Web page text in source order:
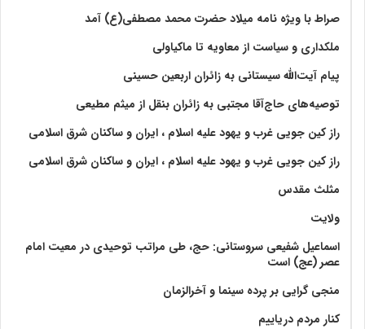
صراط با ویژه نامه میلاد حضرت محمد مصطفی(ع) آمد
ملکداری و سیاست از معاویه تا ماکیاولی
پیام آیت‌الله سیستانی به زائران اربعین حسینی
توصیه‌های حاج‌آقا مجتبی به زائران بنقل از میثم مطیعی
راز کین جویی غرب و یهود علیه اسلام ، ایران و ساکنان شرق اسلامی
راز کین جویی غرب و یهود علیه اسلام ، ایران و ساکنان شرق اسلامی
مثلث مقدس
ولايت‏
اسماعیل شفیعی سروستانی: حج، طی مراتب توحیدی در معیت امام
عصر (عج) است
منجی گرایی بر پرده سینما و آخرالزمان
کنار مردم دریاییم